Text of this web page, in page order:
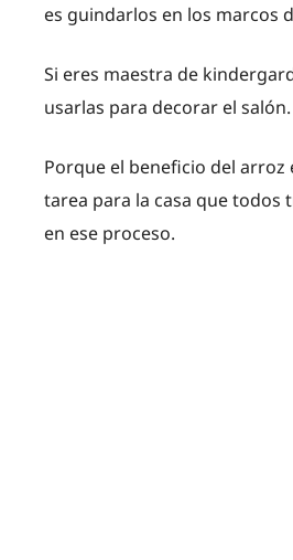
es guindarlos en los marcos
Si eres maestra de
usarlas para decorar el salón.
Porque el beneficio del arroz
tarea para la casa que todos
en ese proceso.